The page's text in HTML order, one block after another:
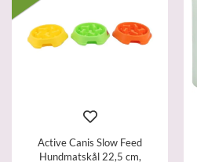
Active Canis Slow Feed
Hundmatskål 22,5 cm,